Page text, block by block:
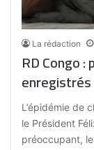
La rédaction
RD Congo
L’épidémie de
le Président
préoccupant,